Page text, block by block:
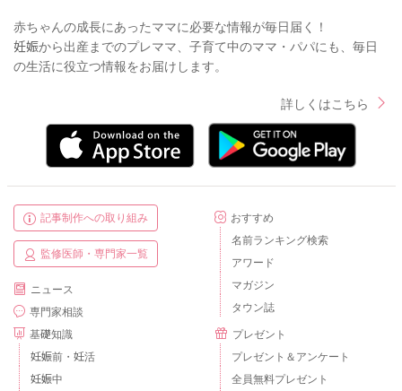
赤ちゃんの成長にあったママに必要な情報が毎日届く！
妊娠から出産までのプレママ、子育て中のママ・パパにも、毎日
の生活に役立つ情報をお届けします。
詳しくはこちら
記事制作への取り組み
監修医師・専門家一覧
ニュース
専門家相談
基礎知識
妊娠前・妊活
妊娠中
おすすめ
名前ランキング検索
アワード
マガジン
タウン誌
プレゼント
プレゼント＆アンケート
全員無料プレゼント